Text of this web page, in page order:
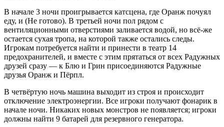
В начале 3 ночи проигрывается катсцена, где Оранж почуял
еду, и (Не готово). В третьей ночи пол рядом с
вентиляционными отверстиями заливается водой, но всё-же
остается сухая тропа, на которой также остались следы.
Игрокам потребуется найти и принести в театр 14
предохранителей, и вместе с этим прятаться от всех Радужных
друзей сразу — к Блю и Грин присоединяются Радужные
друзья Оранж и Пёрпл.
В четвёртую ночь машина выходит из строя и происходит
отключение электроэнергии. Все игроки получают фонарик в
начале ночи. Никаких новых монстров не появляется; игроки
должны найти 9 батарей для резервного генератора.